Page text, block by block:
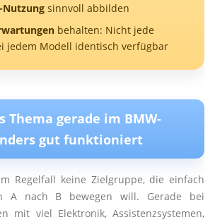
Nutzung sinnvoll abbilden
behalten: Nicht jede
jedem Modell identisch verfügbar
Thema gerade im BMW-
gut funktioniert
Regelfall keine Zielgruppe, die einfach
A nach B bewegen will. Gerade bei
mit viel Elektronik, Assistenzsystemen,